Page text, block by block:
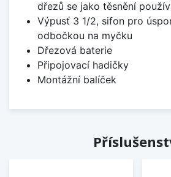
dřezů se jako těsnění
Výpusť 3 1/2, sifon pro
odbočkou na myčku
Dřezová baterie
Připojovací hadičky
Montážní balíček